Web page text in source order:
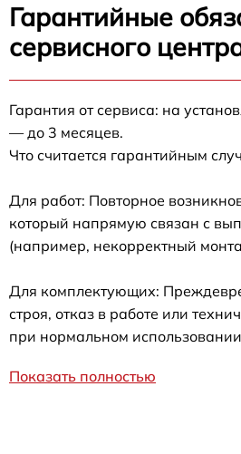
Гарантийные
сервисного
Гарантия от сервиса: на
— до 3 месяцев.
Что считается гарантийным
Для работ: Повторное
который напрямую связан с
(например, некорректный
Для комплектующих:
строя, отказ в работе или
при нормальном
Показать полностью